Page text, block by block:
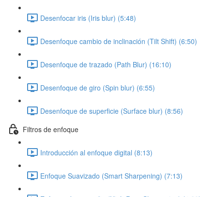
Desenfocar iris (Iris blur) (5:48)
Desenfoque cambio de inclinación (Tilt Shift) (6:50)
Desenfoque de trazado (Path Blur) (16:10)
Desenfoque de giro (Spin blur) (6:55)
Desenfoque de superficie (Surface blur) (8:56)
Filtros de enfoque
Introducción al enfoque digital (8:13)
Enfoque Suavizado (Smart Sharpening) (7:13)